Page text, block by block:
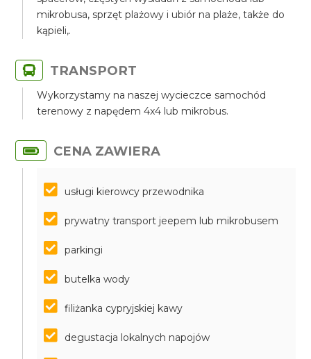
mikrobusa, sprzęt plażowy i ubiór na plaże, także do
kąpieli,.
TRANSPORT
Wykorzystamy na naszej wycieczce samochód
terenowy z napędem 4x4 lub mikrobus.
CENA ZAWIERA
usługi kierowcy przewodnika
prywatny transport jeepem lub mikrobusem
parkingi
butelka wody
filiżanka cypryjskiej kawy
degustacja lokalnych napojów